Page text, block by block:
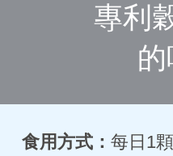
專利
食用方式： 每日1